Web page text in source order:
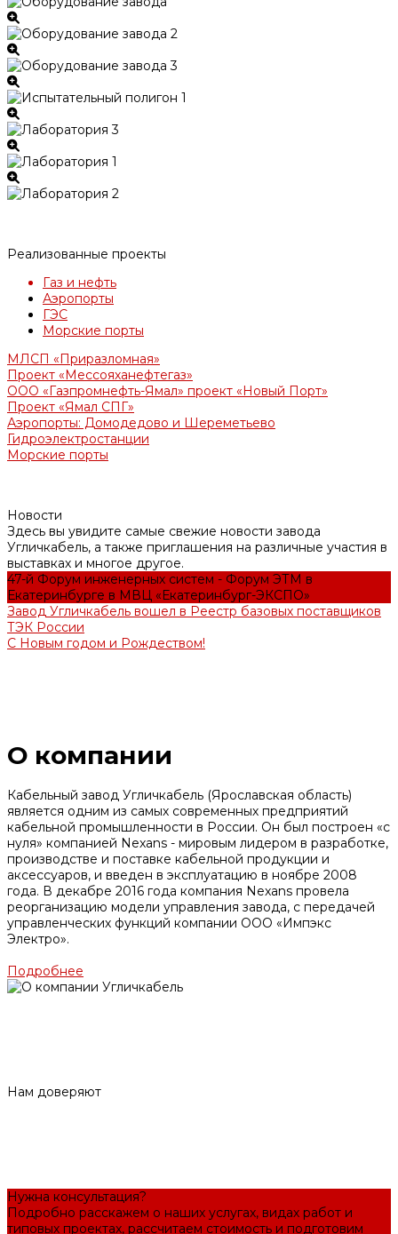
Реализованные проекты
Газ и нефть
Аэропорты
ГЭС
Морские порты
МЛСП «Приразломная»
Проект «Мессояханефтегаз»
ООО «Газпромнефть-Ямал» проект «Новый Порт»
Проект «Ямал СПГ»
Аэропорты: Домодедово и Шереметьево
Гидроэлектростанции
Морские порты
Новости
Здесь вы увидите самые свежие новости завода
Угличкабель, а также приглашения на различные участия в
выставках и многое другое.
47-й Форум инженерных систем - Форум ЭТМ в
Екатеринбурге в МВЦ «Екатеринбург-ЭКСПО»
Завод Угличкабель вошел в Реестр базовых поставщиков
ТЭК России
С Новым годом и Рождеством!
О компании
Кабельный завод Угличкабель (Ярославская область)
является одним из самых современных предприятий
кабельной промышленности в России. Он был построен «с
нуля» компанией Nexans - мировым лидером в разработке,
производстве и поставке кабельной продукции и
аксессуаров, и введен в эксплуатацию в ноябре 2008
года. В декабре 2016 года компания Nexans провела
реорганизацию модели управления завода, с передачей
управленческих функций компании ООО «Импэкс
Электро».
Подробнее
Нам доверяют
Нужна консультация?
Подробно расскажем о наших услугах, видах работ и
типовых проектах, рассчитаем стоимость и подготовим